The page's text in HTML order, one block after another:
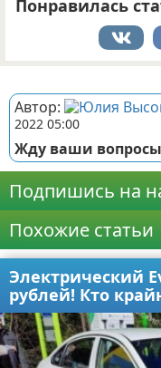
Понравилась
Автор:
2022 05:00
Жду ваши
Подпишись на
Похожие статьи
Электрический
рублей! Кто